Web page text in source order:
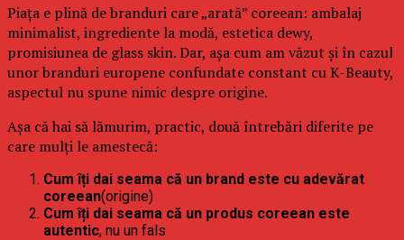
Piața e plină de branduri care „arată” coreean: ambalaj
minimalist, ingrediente la modă, estetica dewy,
promisiunea de glass skin. Dar, așa cum am văzut și în cazul
unor branduri europene confundate constant cu K-Beauty,
aspectul nu spune nimic despre origine.
Așa că hai să lămurim, practic, două întrebări diferite pe
care mulți le amestecă:
Cum îți dai seama că un brand este cu adevărat
coreean(origine)
Cum îți dai seama că un produs coreean este
autentic, nu un fals